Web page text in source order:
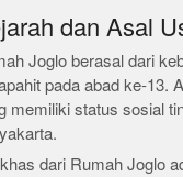
dan Asal
Joglo berasal dari
pada abad ke-13.
memiliki status sosial
dari Rumah Joglo